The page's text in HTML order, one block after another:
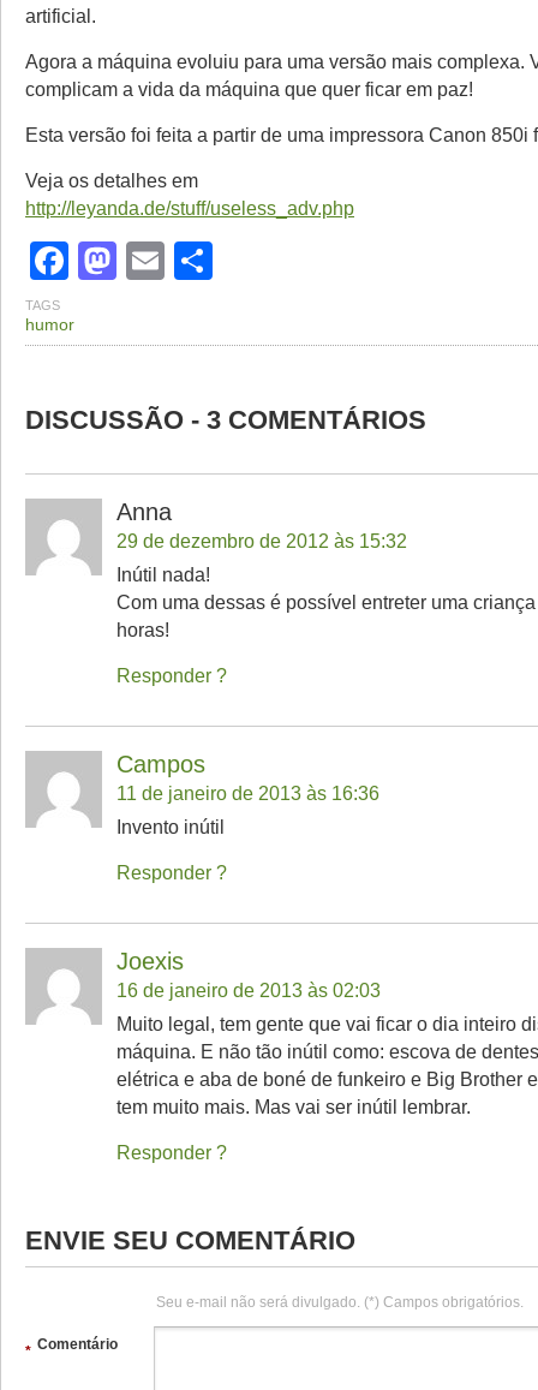
artificial.
Agora a máquina evoluiu para uma versão mais complexa.
complicam a vida da máquina que quer ficar em paz!
Esta versão foi feita a partir de uma impressora Canon 850i
Veja os detalhes em
http://leyanda.de/stuff/useless_adv.php
Facebook
Mastodon
Email
TAGS
humor
DISCUSSÃO - 3 COMENTÁRIOS
Anna
29 de dezembro de 2012 às 15:32
Inútil nada!
Com uma dessas é possível entreter uma
horas!
Responder
Campos
11 de janeiro de 2013 às 16:36
Invento inútil
Responder
Joexis
16 de janeiro de 2013 às 02:03
Muito legal, tem gente que vai ficar o dia inteiro
máquina. E não tão inútil como: escova de
elétrica e aba de boné de funkeiro e Big Brother
tem muito mais. Mas vai ser inútil lembrar.
Responder
ENVIE SEU COMENTÁRIO
Seu e-mail não será divulgado. (*) Campos obrigatórios.
Comentário
*